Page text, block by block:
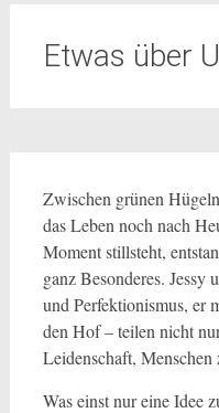
Etwas über
Zwischen grünen
das Leben noch nach
Moment stillsteht,
ganz Besonderes.
und Perfektionismus, er
den Hof – teilen nicht
Leidenschaft, Menschen
Was einst nur eine Idee